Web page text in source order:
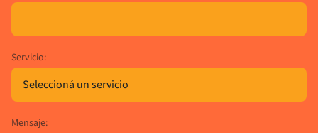
Servicio:
Mensaje: